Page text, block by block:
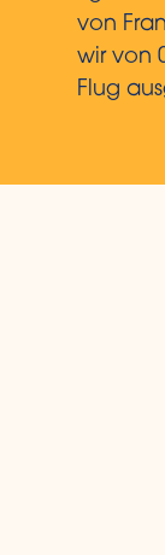
von
wir von
Flug